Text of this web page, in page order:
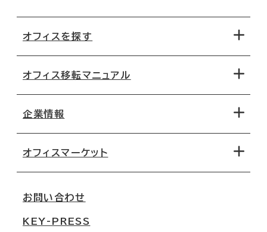
オフィスを探す
地図から探す
路線・駅から探す
オフィス移転マニュアル
移転コストシミュレーション
移転スケジュール
オフィス移転Q&A
企業情報
オフィスマーケット
大阪
お問い合わせ
KEY-PRESS